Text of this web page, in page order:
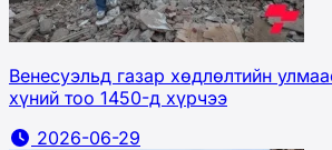
Венесуэльд газар хөдлөлтийн
хүний тоо 1450-д хүрчээ
2026-06-29